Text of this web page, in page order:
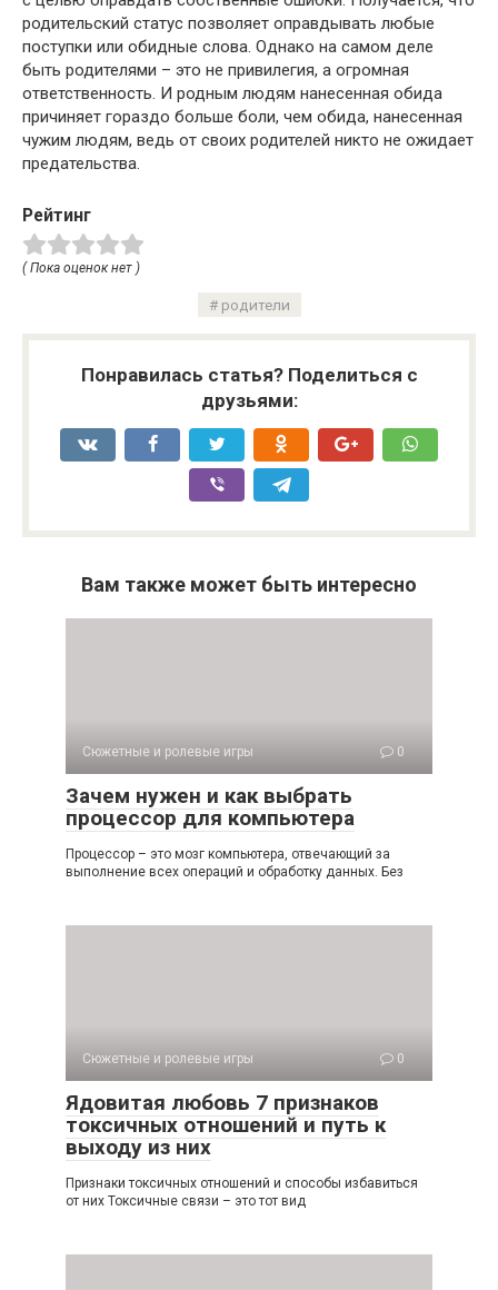
родительский статус позволяет оправдывать любые
поступки или обидные слова. Однако на самом деле
быть родителями – это не привилегия, а огромная
ответственность. И родным людям нанесенная обида
причиняет гораздо больше боли, чем обида, нанесенная
чужим людям, ведь от своих родителей никто не ожидает
предательства.
Рейтинг
( Пока оценок нет )
родители
Понравилась статья? Поделиться с
друзьями:
Вам также может быть интересно
Сюжетные и ролевые игры 0
Зачем нужен и как выбрать
процессор для компьютера
Процессор – это мозг компьютера, отвечающий за
выполнение всех операций и обработку данных. Без
Сюжетные и ролевые игры 0
Ядовитая любовь 7 признаков
токсичных отношений и путь к
выходу из них
Признаки токсичных отношений и способы избавиться
от них Токсичные связи – это тот вид